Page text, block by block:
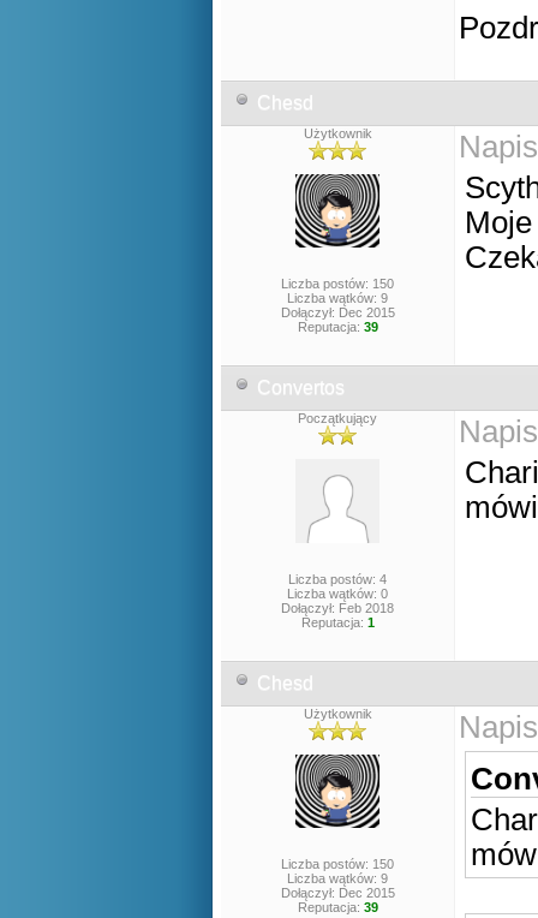
Chesd
Użytkownik
Liczba postów: 150
Liczba wątków: 9
Dołączył: Dec 2015
Reputacja: 39
Convertos
Początkujący
Liczba postów: 4
Liczba wątków: 0
Dołączył: Feb 2018
Reputacja: 1
Chesd
Użytkownik
Liczba postów: 150
Liczba wątków: 9
Dołączył: Dec 2015
Reputacja: 39